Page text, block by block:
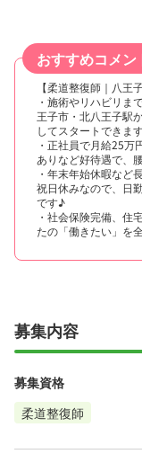
おすすめコメン
【柔道整復師｜八王
・施術やリハビリま
王子市・北八王子駅
してスタートできま
・正社員で月給25
ありなど好待遇で、
・年末年始休暇など
祝日休みなので、日
です♪
・社会保険完備、住
たの「働きたい」を
募集内容
募集資格
柔道整復師